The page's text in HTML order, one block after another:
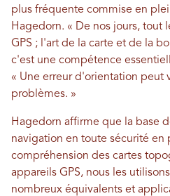
plus fréquente commise en
Hagedorn. « De nos jours, tout
GPS ; l'art de la carte et de la
c'est une compétence
« Une erreur d'orientation peut
problèmes. »
Hagedorn affirme que la base
navigation en toute sécurité en
compréhension des cartes
appareils GPS, nous les
nombreux équivalents et